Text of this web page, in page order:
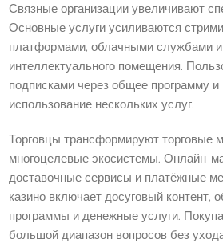
Связные организации увеличивают
Основные услуги усиливаются
платформами, облачными службами
интеллектуального помещения.
подписками через общее программу
использование нескольких услуг.
Торговцы трансформируют торговые
многоцелевые экосистемы. Онлайн-
доставочные сервисы и платёжные
казино включает досуговый контент,
программы и денежные услуги.
большой диапазон вопросов без